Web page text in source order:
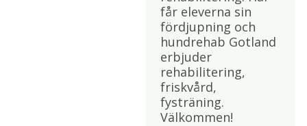
får eleverna sin
fördjupning och
hundrehab Gotland
erbjuder
rehabilitering,
friskvård,
fysträning.
Välkommen!